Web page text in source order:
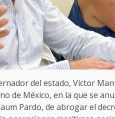
del estado, Víctor
de México, en la que se
Pardo, de abrogar el